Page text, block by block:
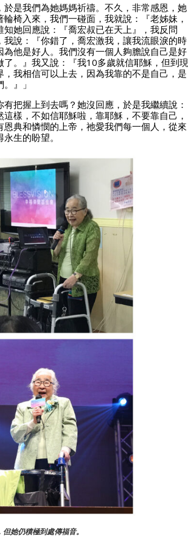
是我們為她媽媽祈禱。不久，非常感恩，她
椅入來，我們一碰面，我就說：『老姊妹，
她回應說：『喬宏叔已在天上』，我反問
說：『你錯了，喬宏激我，讓我流眼淚的時
他是好人。我們沒有一個人夠膽說自己是好
。』我又說：『我10多歲就信耶穌，但到現
我相信可以上去，因為我靠的不是自己，是
』」
把握上到去嗎？她沒回應，於是我繼續說：
樣，不如信耶穌啦，靠耶穌，不要靠自己，
典和憐憫的上帝，祂愛我們每一個人，從來
生的盼望。
她仍積極到處傳福音。